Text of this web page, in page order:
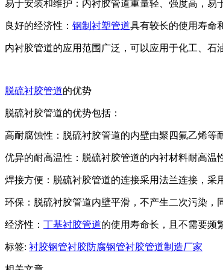
易于安装和维护：内衬胶管道重量轻、强度高，易
良好的经济性： 钢制衬塑管道具有较长的使用寿命
内衬胶管道的应用范围广泛，可以应用于化工、石
脱硫衬胶管道的优势
脱硫衬胶管道的优势包括：
高耐腐蚀性：脱硫衬胶管道的内壁由聚四氟乙烯等
优异的耐高温性：脱硫衬胶管道的内衬材料耐高温
焊接方便：脱硫衬胶管道的连接采用法兰连接，采
环保：脱硫衬胶管道内壁平滑，不产生二次污染，
经济性： 丁基衬胶管道的使用寿命长，且不需要频
标签: 衬胶钢管衬胶防腐钢管衬胶管道制造厂家